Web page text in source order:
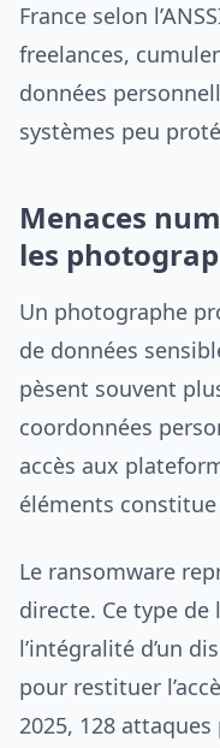
France selon
freelances,
données
systèmes peu
Menaces
les
Un photographe
de données
pèsent souvent
coordonnées
accès aux
éléments
Le ransomware
directe. Ce type
l’intégralité d’un
pour restituer
2025, 128